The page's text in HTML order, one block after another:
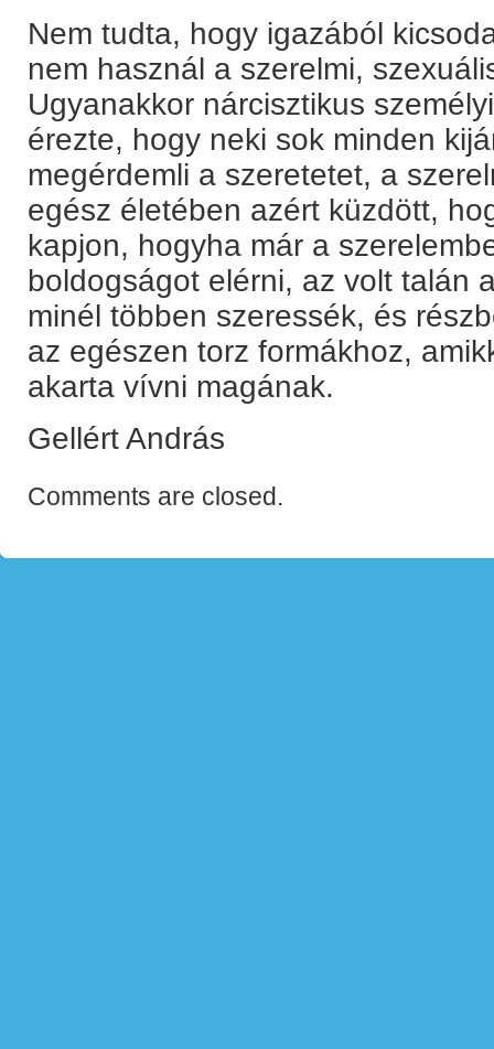
Nem tudta, hogy igazából
nem használ a szerelmi,
Ugyanakkor nárcisztikus
érezte, hogy neki sok minden
megérdemli a szeretetet, a
egész életében azért küzdött,
kapjon, hogyha már a
boldogságot elérni, az volt talán
minél többen szeressék, és
az egészen torz formákhoz,
akarta vívni magának.
Gellért András
Comments are closed.